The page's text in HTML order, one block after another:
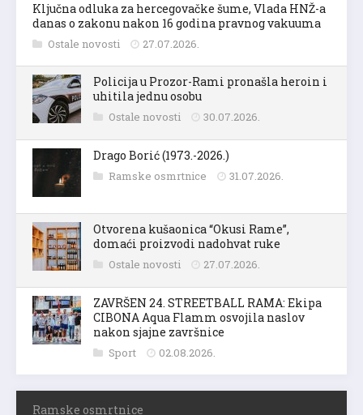
Ključna odluka za hercegovačke šume, Vlada HNŽ-a
danas o zakonu nakon 16 godina pravnog vakuuma
Ostale novosti 27.07.2026.
Policija u Prozor-Rami pronašla heroin i
uhitila jednu osobu
Ostale novosti 30.07.2026.
Drago Borić (1973.-2026.)
Ramske osmrtnice 31.07.2026.
Otvorena kušaonica “Okusi Rame”,
domaći proizvodi nadohvat ruke
Ostale novosti 27.07.2026.
ZAVRŠEN 24. STREETBALL RAMA: Ekipa
CIBONA Aqua Flamm osvojila naslov
nakon sjajne završnice
Sport 02.08.2026.
Ramske osmrtnice